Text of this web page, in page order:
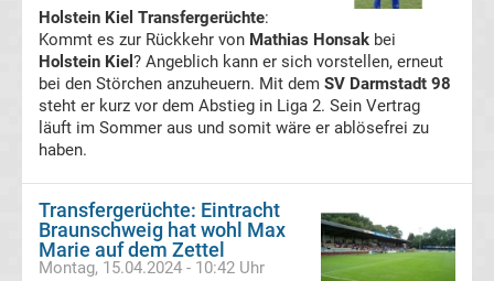
Top-
Aktuell
Bundesliga
Tabelle
Bundesliga
Ergebnisse
Holstein Kiel Transfergerüchte:
Kommt es zur Rückkehr von Mathias Honsak bei
Holstein Kiel ? Angeblich kann er sich vorstellen, erneut
bei den Störchen anzuheuern. Mit dem SV Darmstadt 98
steht er kurz vor dem Abstieg in Liga 2. Sein Vertrag
läuft im Sommer aus und somit wäre er ablösefrei zu
haben.
Transfergerüchte: Eintracht
Braunschweig hat wohl Max
Marie auf dem Zettel
Montag, 15.04.2024 - 10:42 Uhr